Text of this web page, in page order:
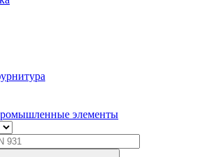
элементы